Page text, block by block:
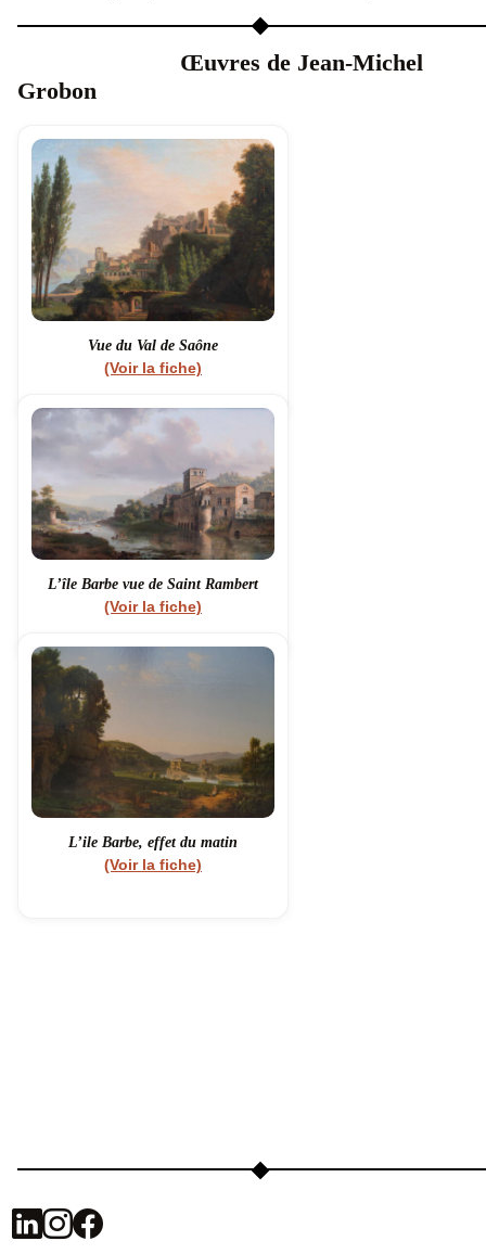
Œuvres de Jean-Michel
Grobon
Vue du Val de Saône
(Voir la fiche)
L’île Barbe vue de Saint Rambert
(Voir la fiche)
L’ile Barbe, effet du matin
(Voir la fiche)